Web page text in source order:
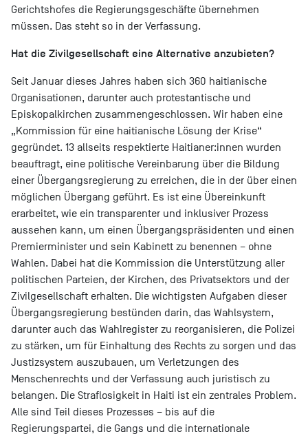
Gerichtshofes die Regierungsgeschäfte übernehmen
müssen. Das steht so in der Verfassung.
Hat die Zivilgesellschaft eine Alternative anzubieten?
Seit Januar dieses Jahres haben sich 360 haitianische
Organisationen, darunter auch protestantische und
Episkopalkirchen zusammengeschlossen. Wir haben eine
„Kommission für eine haitianische Lösung der Krise“
gegründet. 13 allseits respektierte Haitianer:innen wurden
beauftragt, eine politische Vereinbarung über die Bildung
einer Übergangsregierung zu erreichen, die in der über einen
möglichen Übergang geführt. Es ist eine Übereinkunft
erarbeitet, wie ein transparenter und inklusiver Prozess
aussehen kann, um einen Übergangspräsidenten und einen
Premierminister und sein Kabinett zu benennen – ohne
Wahlen. Dabei hat die Kommission die Unterstützung aller
politischen Parteien, der Kirchen, des Privatsektors und der
Zivilgesellschaft erhalten. Die wichtigsten Aufgaben dieser
Übergangsregierung bestünden darin, das Wahlsystem,
darunter auch das Wahlregister zu reorganisieren, die Polizei
zu stärken, um für Einhaltung des Rechts zu sorgen und das
Justizsystem auszubauen, um Verletzungen des
Menschenrechts und der Verfassung auch juristisch zu
belangen. Die Straflosigkeit in Haiti ist ein zentrales Problem.
Alle sind Teil dieses Prozesses – bis auf die
Regierungspartei, die Gangs und die internationale